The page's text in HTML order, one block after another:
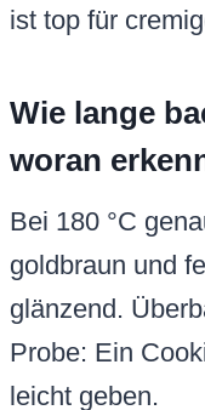
ist top für
Wie lange
woran
Bei 180 °C
goldbraun und
glänzend.
Probe: Ein
leicht geben.